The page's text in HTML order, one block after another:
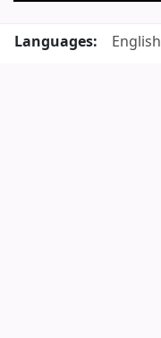
Languages:
English